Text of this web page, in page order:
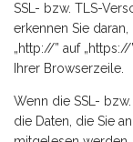
SSL- bzw. TLS-
erkennen Sie
„http://” auf
Ihrer Browserzeile.
Wenn die SSL-
die Daten, die Sie